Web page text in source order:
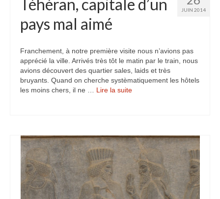
JUIN 2014
Téhéran, capitale d’un
pays mal aimé
Franchement, à notre première visite nous n’avions pas
apprécié la ville. Arrivés très tôt le matin par le train, nous
avions découvert des quartier sales, laids et très
bruyants. Quand on cherche systèmatiquement les hôtels
les moins chers, il ne … Lire la suite­­